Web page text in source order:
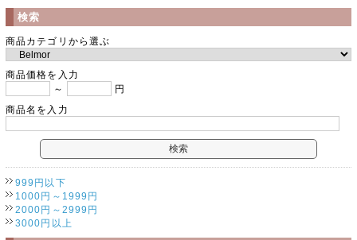
検索
商品カテゴリから選ぶ
商品価格を入力
～
円
商品名を入力
999円以下
1000円～1999円
2000円～2999円
3000円以上